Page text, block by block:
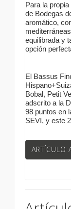
Para la
de Bodegas
aromático,
equilibrada y
opción
El Bassus
Bobal, Petit
adscrito a la
98 puntos en
SEVI, y este
ARTÍCULO